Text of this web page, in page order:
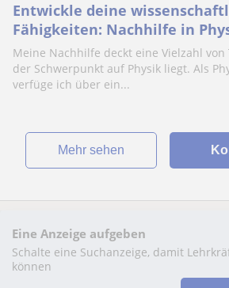
Entwickle deine
Fähigkeiten: Nachhilfe in
Studenten
Meine Nachhilfe deckt eine Vielzahl von
der Schwerpunkt auf Physik liegt. Als
verfüge ich über ein...
Mehr sehen
Eine Anzeige aufgeben
Schalte eine Suchanzeige, damit
können